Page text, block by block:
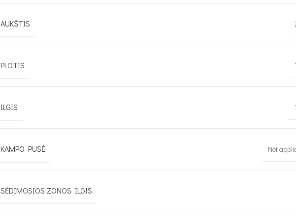
AUKŠTIS
PLOTIS
ILGIS
KAMPO PUSĖ Not
SĖDIMOSIOS ZONOS ILGIS